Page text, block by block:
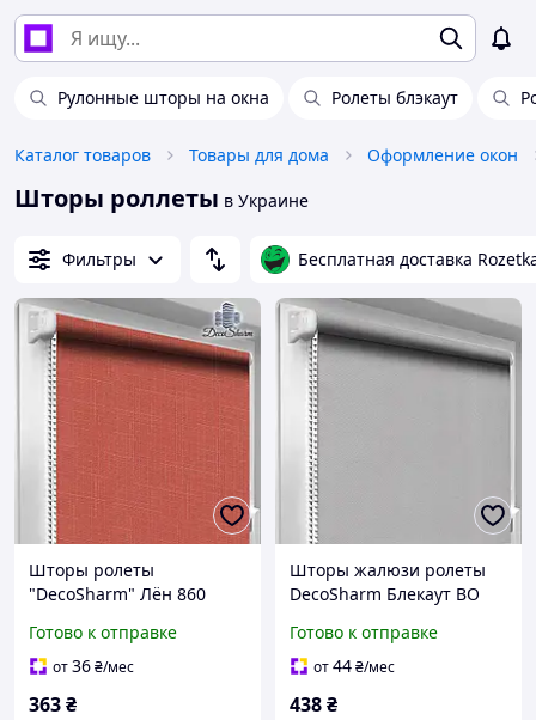
Рулонные шторы на окна Ролеты блэкаут
Каталог товаров Товары для дома Оформление окон
Шторы роллеты в Украине
Фильтры Бесплатная доставка
Шторы ролеты
"DecoSharm" Лён 860
Готово к отправке
от36₴/мес
363₴
Шторы жалюзи ролеты
DecoSharm Блекаут ВО
Готово к отправке
от44₴/мес
438₴